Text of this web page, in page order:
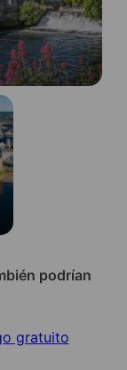
podrían
gratuito